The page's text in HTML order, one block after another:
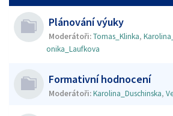
Plánování výuky
Moderátoři:Tomas_Klinka,
onika_Laufkova
Formativní hodnocení
Moderátoři:Karolina_Duschinska,